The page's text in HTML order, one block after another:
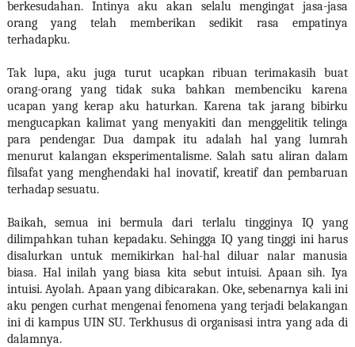
berkesudahan. Intinya aku akan selalu mengingat jasa-jasa
orang yang telah memberikan sedikit rasa empatinya
terhadapku.
Tak lupa, aku juga turut ucapkan ribuan terimakasih buat
orang-orang yang tidak suka bahkan membenciku karena
ucapan yang kerap aku haturkan. Karena tak jarang bibirku
mengucapkan kalimat yang menyakiti dan menggelitik telinga
para pendengar. Dua dampak itu adalah hal yang lumrah
menurut kalangan eksperimentalisme. Salah satu aliran dalam
filsafat yang menghendaki hal inovatif, kreatif dan pembaruan
terhadap sesuatu.
Baikah, semua ini bermula dari terlalu tingginya IQ yang
dilimpahkan tuhan kepadaku. Sehingga IQ yang tinggi ini harus
disalurkan untuk memikirkan hal-hal diluar nalar manusia
biasa. Hal inilah yang biasa kita sebut intuisi. Apaan sih. Iya
intuisi. Ayolah. Apaan yang dibicarakan. Oke, sebenarnya kali ini
aku pengen curhat mengenai fenomena yang terjadi belakangan
ini di kampus UIN SU. Terkhusus di organisasi intra yang ada di
dalamnya.